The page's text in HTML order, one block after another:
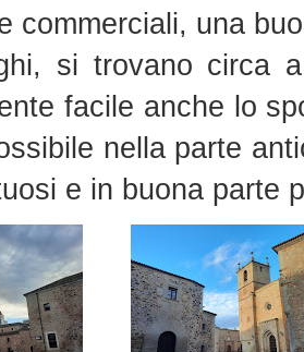
commerciali, una
si trovano circa
facile anche lo
nella parte
e in buona parte